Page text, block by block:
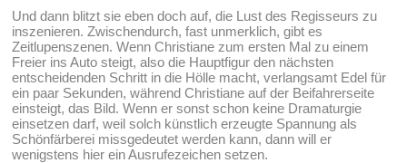
Und dann blitzt sie eben doch auf, die Lust des Regisseurs zu
inszenieren. Zwischendurch, fast unmerklich, gibt es
Zeitlupenszenen. Wenn Christiane zum ersten Mal zu einem
Freier ins Auto steigt, also die Hauptfigur den nächsten
entscheidenden Schritt in die Hölle macht, verlangsamt Edel für
ein paar Sekunden, während Christiane auf der Beifahrerseite
einsteigt, das Bild. Wenn er sonst schon keine Dramaturgie
einsetzen darf, weil solch künstlich erzeugte Spannung als
Schönfärberei missgedeutet werden kann, dann will er
wenigstens hier ein Ausrufezeichen setzen.